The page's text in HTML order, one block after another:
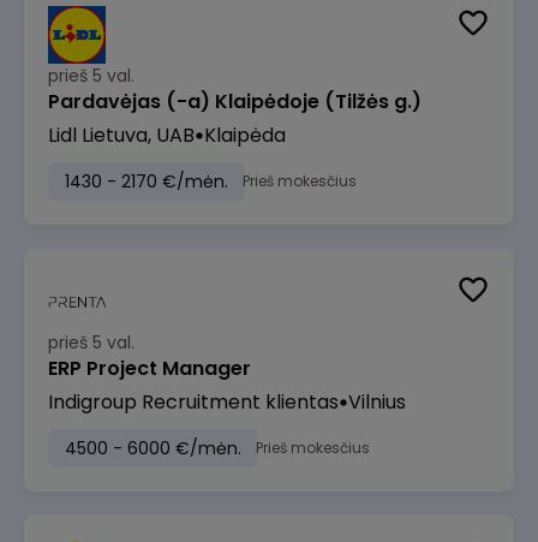
prieš 5 val.
Pardavėjas (-a) Klaipėdoje (Tilžės g.)
Lidl Lietuva, UAB Klaipėda
1430 - 2170 €/mėn. Prieš mokesčius
prieš 5 val.
ERP Project Manager
Indigroup Recruitment klientas Vilnius
4500 - 6000 €/mėn. Prieš mokesčius